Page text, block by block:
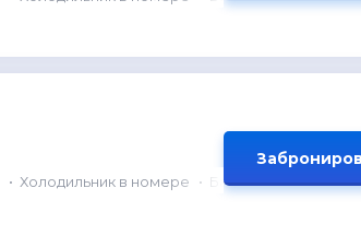
Холодильник в номере
Балкон